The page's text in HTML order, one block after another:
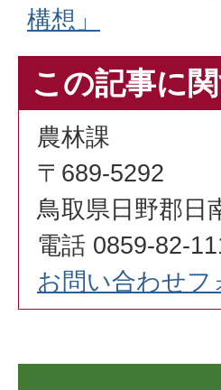
構想」
この記事に
農林課
〒689-5292
鳥取県日野郡日
電話 0859-82-
お問い合わせフ